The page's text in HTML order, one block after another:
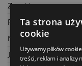
Zwrot towaru
Regulamin
Najczęściej zadawane
Jak kupować na raty
Ta strona
cookie
Używamy plików
treści, reklam i analizy